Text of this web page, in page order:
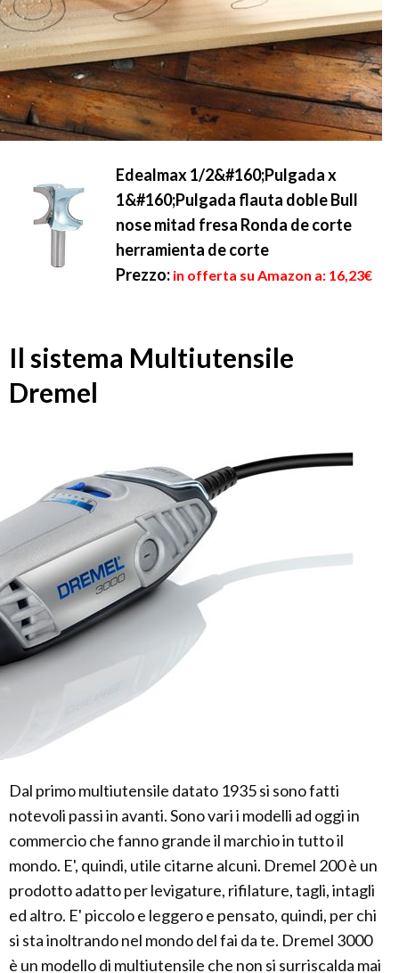
Edealmax 1/2&#160;Pulgada x
1&#160;Pulgada flauta doble Bull
nose mitad fresa Ronda de corte
herramienta de corte
Prezzo: in offerta su Amazon a: 16,23€
Il sistema Multiutensile
Dremel
Dal primo multiutensile datato 1935 si sono fatti
notevoli passi in avanti. Sono vari i modelli ad oggi in
commercio che fanno grande il marchio in tutto il
mondo. E', quindi, utile citarne alcuni. Dremel 200 è un
prodotto adatto per levigature, rifilature, tagli, intagli
ed altro. E' piccolo e leggero e pensato, quindi, per chi
si sta inoltrando nel mondo del fai da te. Dremel 3000
è un modello di multiutensile che non si surriscalda mai